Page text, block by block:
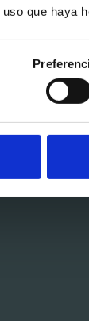
que haya